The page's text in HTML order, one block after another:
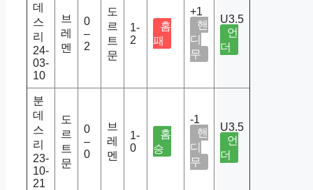
데
스
리
24-
03-
10
브
레
멘
0
–
2
도
르
트
문
1-
2
홈
패
+1
핸
디
무
U3.5
언
더
분
데
스
리
23-
10-
21
도
르
트
문
0
–
0
브
레
멘
1-
0
홈
승
-1
핸
디
무
U3.5
언
더